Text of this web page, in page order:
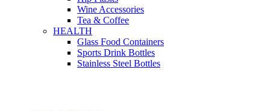
Wine Accessories
Tea & Coffee
HEALTH
Glass Food Containers
Sports Drink Bottles
Stainless Steel Bottles